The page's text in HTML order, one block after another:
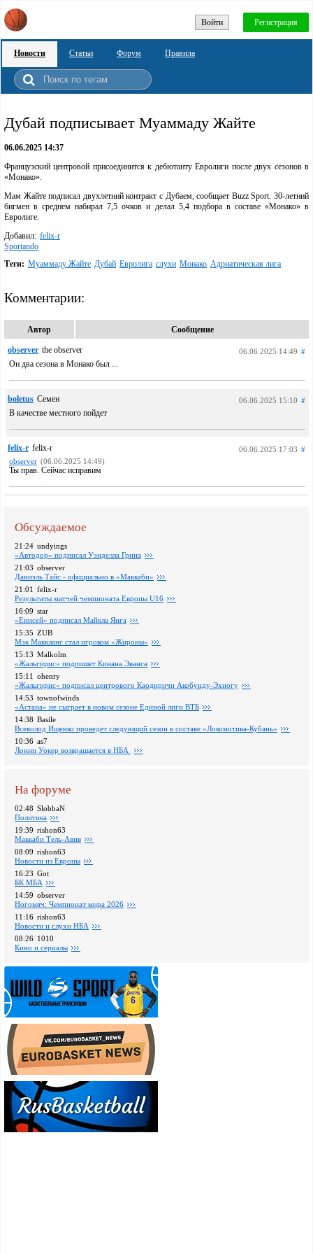
Войти Регистрация
Новости Статьи Форум Правила
Дубай подписывает Муаммаду Жайте
06.06.2025 14:37
Французский центровой присоединится к дебютанту Евролиги после двух сезонов в
«Монако».
Мам Жайте подписал двухлетний контракт с Дубаем, сообщает Buzz Sport. 30-летний
бигмен в среднем набирал 7,5 очков и делал 5,4 подбора в составе «Монако» в
Евролиге.
Добавил: felix-r
Sportando
Теги: Муаммаду Жайте Дубай Евролига слухи Монако Адриатическая лига
Комментарии:
Автор Сообщение
observer the observer 06.06.2025 14:49 #
Он два сезона в Монако был ...
boletus Семен 06.06.2025 15:10 #
В качестве местного пойдет
felix-r felix-r 06.06.2025 17:03 #
observer (06.06.2025 14:49)
Ты прав. Сейчас исправим
Обсуждаемое
21:24 undyings
«Автодор» подписал Уэнделла Грина
21:03 observer
Даниэль Тайс - официально в «Маккаби»
21:01 felix-r
Pезультаты матчей чемпионата Европы U16
16:09 star
«Енисей» подписал Майкла Янга
15:35 ZUB
Мэк Маккланг стал игроком «Жироны»
15:13 Malkolm
«Жальгирис» подпишет Кинана Эванса
15:11 ohenry
«Жальгирис» подписал центрового Каодиричи Акобунду-Эхиогу
14:53 townofwinds
«Астана» не сыграет в новом сезоне Единой лиги ВТБ
14:38 Basile
Всеволод Ищенко проведет следующий сезон в составе «Локомотива-Кубань»
10:36 as7
Лонни Уокер возвращается в НБА
На форуме
02:48 SlobbaN
Политика
19:39 rishon63
Маккаби Тель-Авив
08:09 rishon63
Новости из Европы
16:23 Got
БК МБА
14:59 observer
Ногомяч: Чемпионат мира 2026
11:16 rishon63
Новости и слухи НБА
08:26 1010
Кино и сериалы